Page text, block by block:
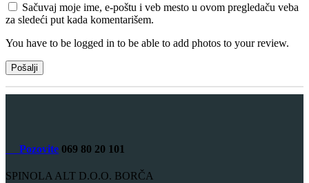
Sačuvaj moje ime, e-poštu i veb mesto u ovom pregledaču veba
za sledeći put kada komentarišem.
You have to be logged in to be able to add photos to your review.
Pozovite 069 80 20 101
SPINOLA ALT D.O.O. BORČA